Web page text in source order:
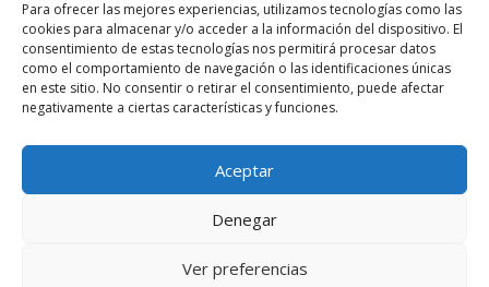
Para ofrecer las mejores experiencias, utilizamos tecnologías como las
cookies para almacenar y/o acceder a la información del dispositivo. El
consentimiento de estas tecnologías nos permitirá procesar datos
como el comportamiento de navegación o las identificaciones únicas
en este sitio. No consentir o retirar el consentimiento, puede afectar
negativamente a ciertas características y funciones.
Aceptar
Denegar
Ver preferencias
Contraseña
Recuérdame
Acceder
¿Has olvidado tu contraseña?